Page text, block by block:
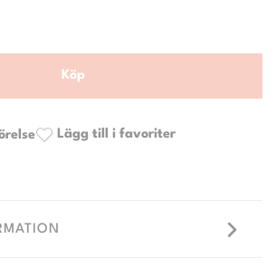
Köp
Lägg till i favoriter